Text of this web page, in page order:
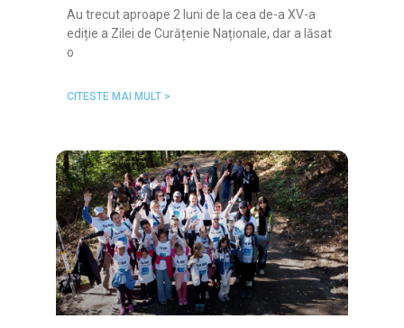
Au trecut aproape 2 luni de la cea de-a XV-a
ediție a Zilei de Curățenie Naționale, dar a lăsat
o
CITESTE MAI MULT >